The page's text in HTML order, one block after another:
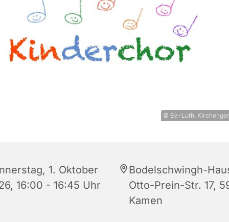
© Ev.-Luth.
1. Oktober
16:00 - 16:45 Uhr
Bodelschwingh-
Otto-Prein-Str. 17,
Kamen